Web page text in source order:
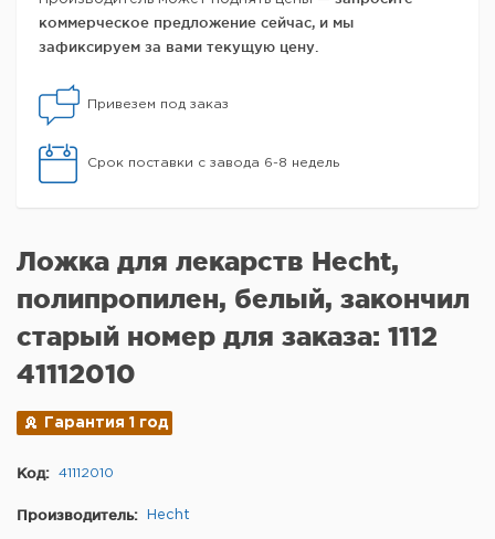
коммерческое предложение сейчас, и мы
зафиксируем за вами текущую цену.
Привезем под заказ
Срок поставки с завода 6-8 недель
Ложка для лекарств Hecht,
полипропилен, белый, закончил
старый номер для заказа: 1112
41112010
Гарантия 1 год
Код: 41112010
Производитель: Hecht